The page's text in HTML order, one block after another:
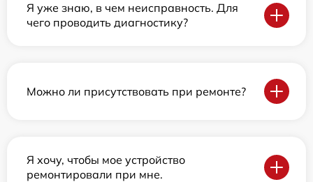
Я уже знаю, в чем неисправность. Для
чего проводить диагностику?
Можно ли присутствовать при ремонте?
Я хочу, чтобы мое устройство
ремонтировали при мне.